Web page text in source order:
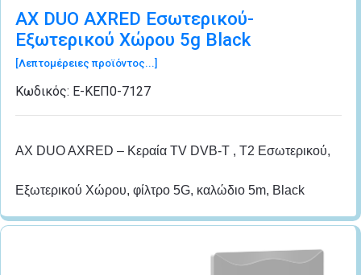
AX DUO AXRED Εσωτερικού-
Εξωτερικού Χώρου 5g Black
[Λεπτομέρειες προϊόντος...]
Κωδικός: Ε-ΚΕΠ0-7127
AX DUO AXRED – Κεραία TV DVB-T , T2 Εσωτερικού,
Εξωτερικού Χώρου, φίλτρο 5G, καλώδιο 5m, Black